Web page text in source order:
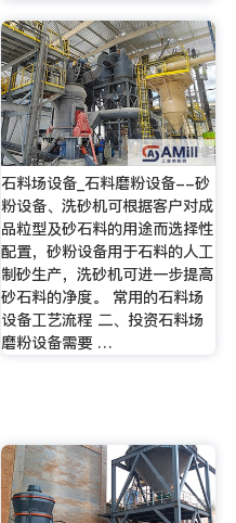
石料场设备_石料磨粉设备--砂
粉设备、洗砂机可根据客户对成
品粒型及砂石料的用途而选择性
配置，砂粉设备用于石料的人工
制砂生产，洗砂机可进一步提高
砂石料的净度。 常用的石料场
设备工艺流程 二、投资石料场
磨粉设备需要 …